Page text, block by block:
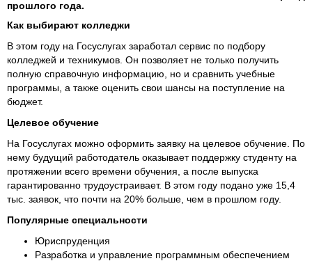
прошлого года.
Как выбирают колледжи
В этом году на Госуслугах заработал сервис по подбору
колледжей и техникумов. Он позволяет не только получить
полную справочную информацию, но и сравнить учебные
программы, а также оценить свои шансы на поступление на
бюджет.
Целевое обучение
На Госуслугах можно оформить заявку на целевое обучение. По
нему будущий работодатель оказывает поддержку студенту на
протяжении всего времени обучения, а после выпуска
гарантированно трудоустраивает. В этом году подано уже 15,4
тыс. заявок, что почти на 20% больше, чем в прошлом году.
Популярные специальности
Юриспруденция
Разработка и управление программным обеспечением